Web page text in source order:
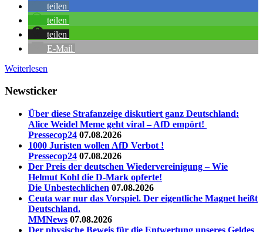
teilen
teilen
teilen
E-Mail
Weiterlesen
Newsticker
Über diese Strafanzeige diskutiert ganz Deutschland:
Alice Weidel Meme geht viral – AfD empört!
Pressecop24 07.08.2026
1000 Juristen wollen AfD Verbot !
Pressecop24 07.08.2026
Der Preis der deutschen Wiedervereinigung – Wie
Helmut Kohl die D‑Mark opferte!
Die Unbestechlichen 07.08.2026
Ceuta war nur das Vorspiel. Der eigentliche Magnet heißt
Deutschland.
MMNews 07.08.2026
Der physische Beweis für die Entwertung unseres Geldes